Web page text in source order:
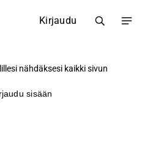
Kirjaudu
nähdäksesi kaikki sivun
sisään